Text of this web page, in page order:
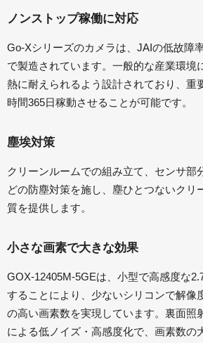
ノンストップ稼働に対応
Go-Xシリーズのカメラは、JAIの低故障
で製造されています。一般的な産業環境
熱に耐えられるよう設計されており、重
時間365日稼動させることが可能です。
塵埃対策
クリーンルームでの組み立て、センサ部
どの防塵対策を施し、塵ひとつないクリ
質を提供します。
小さな画素で大きな効果
GOX-12405M-5GEは、小型で高感度な
することにより、少ないシリコンで解像
の高い画素数を実現しています。裏面照
による低ノイズ・高感度化で、画素数の